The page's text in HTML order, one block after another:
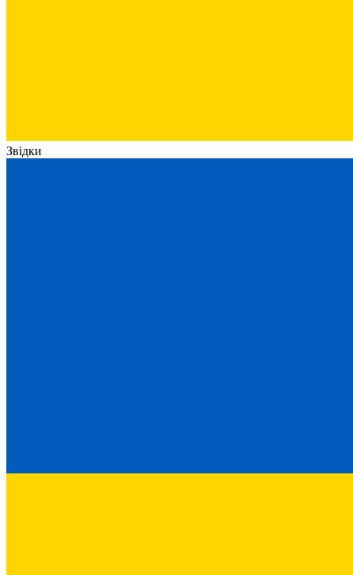
Звідки